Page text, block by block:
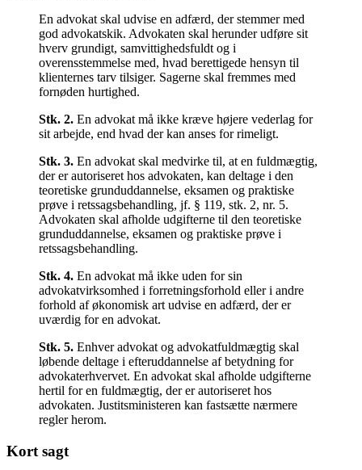
En advokat skal udvise en adfærd, der stemmer med
god advokatskik. Advokaten skal herunder udføre sit
hverv grundigt, samvittighedsfuldt og i
overensstemmelse med, hvad berettigede hensyn til
klienternes tarv tilsiger. Sagerne skal fremmes med
fornøden hurtighed.
Stk. 2. En advokat må ikke kræve højere vederlag for
sit arbejde, end hvad der kan anses for rimeligt.
Stk. 3. En advokat skal medvirke til, at en fuldmægtig,
der er autoriseret hos advokaten, kan deltage i den
teoretiske grunduddannelse, eksamen og praktiske
prøve i retssagsbehandling, jf. § 119, stk. 2, nr. 5.
Advokaten skal afholde udgifterne til den teoretiske
grunduddannelse, eksamen og praktiske prøve i
retssagsbehandling.
Stk. 4. En advokat må ikke uden for sin
advokatvirksomhed i forretningsforhold eller i andre
forhold af økonomisk art udvise en adfærd, der er
uværdig for en advokat.
Stk. 5. Enhver advokat og advokatfuldmægtig skal
løbende deltage i efteruddannelse af betydning for
advokaterhvervet. En advokat skal afholde udgifterne
hertil for en fuldmægtig, der er autoriseret hos
advokaten. Justitsministeren kan fastsætte nærmere
regler herom.
Kort sagt